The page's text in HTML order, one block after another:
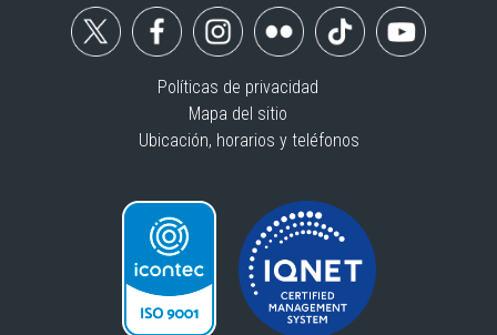
Políticas de privacidad
Mapa del sitio
Ubicación, horarios y teléfonos